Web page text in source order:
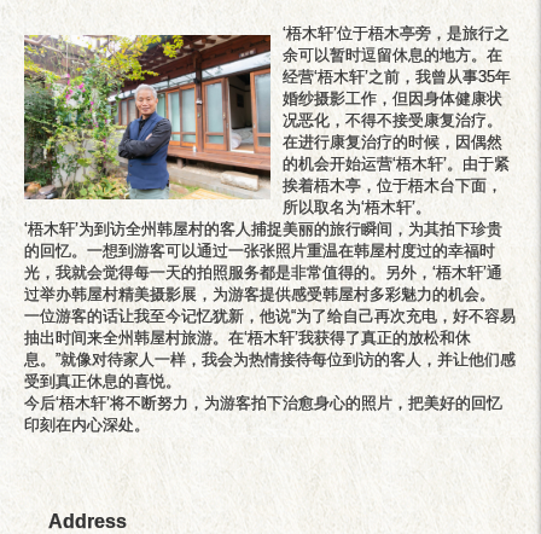
‘梧木轩’位于梧木亭旁，是旅行之
余可以暂时逗留休息的地方。在
经营‘梧木轩’之前，我曾从事35年
婚纱摄影工作，但因身体健康状
况恶化，不得不接受康复治疗。
在进行康复治疗的时候，因偶然
的机会开始运营‘梧木轩’。由于紧
挨着梧木亭，位于梧木台下面，
所以取名为‘梧木轩’。
‘梧木轩’为到访全州韩屋村的客人捕捉美丽的旅行瞬间，为其拍下珍贵
的回忆。一想到游客可以通过一张张照片重温在韩屋村度过的幸福时
光，我就会觉得每一天的拍照服务都是非常值得的。另外，‘梧木轩’通
过举办韩屋村精美摄影展，为游客提供感受韩屋村多彩魅力的机会。
一位游客的话让我至今记忆犹新，他说“为了给自己再次充电，好不容易
抽出时间来全州韩屋村旅游。在‘梧木轩’我获得了真正的放松和休
息。”就像对待家人一样，我会为热情接待每位到访的客人，并让他们感
受到真正休息的喜悦。
今后‘梧木轩’将不断努力，为游客拍下治愈身心的照片，把美好的回忆
Address